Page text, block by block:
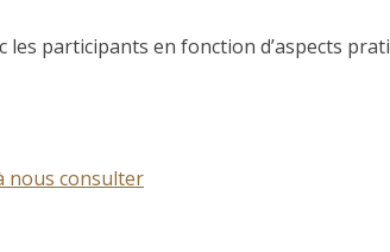
participants en fonction d’aspects
nous consulter